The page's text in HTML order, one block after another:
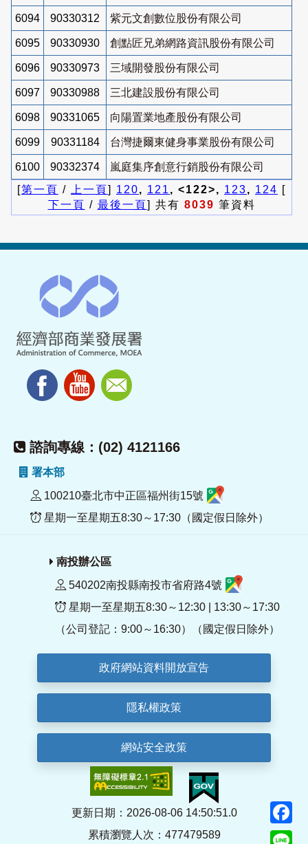
6094 90330312 紫元文創數位股份有限公司
6095 90330930 創點匠兄弟網路資訊股份有限公司
6096 90330973 三域開發股份有限公司
6097 90330988 三北建設股份有限公司
6098 90331065 向陽置業地產股份有限公司
6099 90331184 台灣捷爾東健身事業股份有限公司
6100 90332374
嵐庭集序創意行銷股份有限公司
[第一頁 / 上一頁] 120, 121 , <122>, 123, 124 [
下一頁 / 最後一頁] 共有 8039 筆資料
諮詢專線：(02) 4121166
署本部
100210臺北市中正區福州街15號
星期一至星期五8:30～17:30（國定假日除外）
南投辦公區
540202南投縣南投市省府路4號
星期一至星期五8:30～12:30 | 13:30～17:30
（公司登記：9:00～16:30）（國定假日除外）
政府網站資料開放宣告
隱私權政策
網站安全政策
更新日期：2026-08-06 14:50:51.0
累積瀏覽人次：477479589